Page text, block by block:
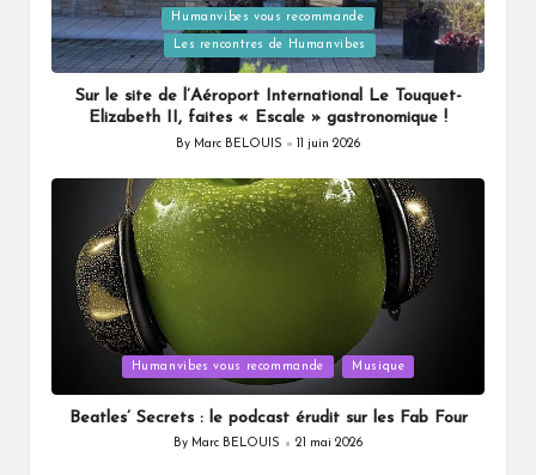
Posted
in
Humanvibes vous recommande
Les rencontres de Humanvibes
Sur le site de l’Aéroport International Le Touquet-
Elizabeth II, faites « Escale » gastronomique !
Posted
By Marc BELOUIS 11 juin 2026
in
Humanvibes vous recommande Musique
Beatles’ Secrets : le podcast érudit sur les Fab Four
Posted
By Marc BELOUIS 21 mai 2026